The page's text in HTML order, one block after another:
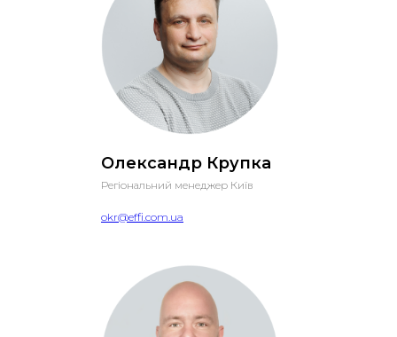
Олександр Крупка
Регіональний менеджер Київ
okr@effi.com.ua